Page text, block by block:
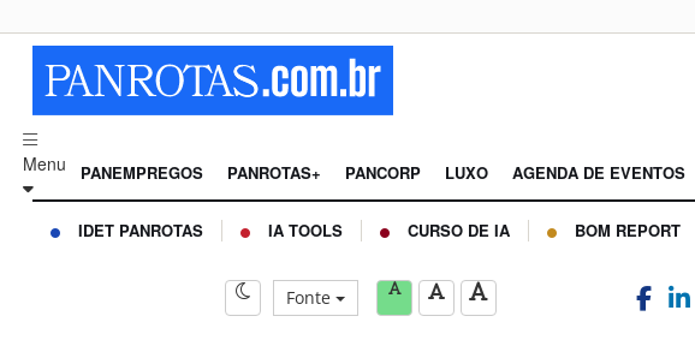
Menu PANEMPREGOS PANROTAS+ PANCORP LUXO AGENDA DE EVENTOS
IDET PANROTAS IA TOOLS CURSO DE IA BOM REPORT
Fonte